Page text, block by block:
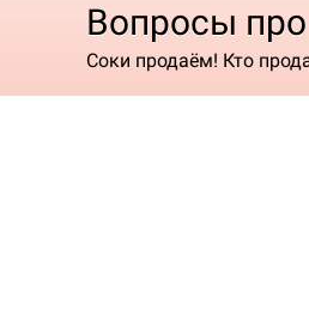
Вопросы
Соки продаём! Кто